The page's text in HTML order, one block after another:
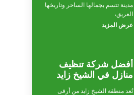
مدينة تتسم بجمالها الساحر وتاريخها
العريق،
عرض المزيد
أفضل شركة تنظيف
منازل في الشيخ زايد
تُعد منطقة الشيخ زايد من أرقى